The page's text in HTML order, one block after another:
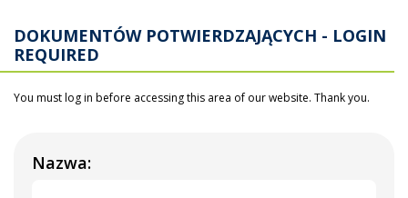
DOKUMENTÓW POTWIERDZAJĄCYCH - LOGIN
REQUIRED
You must log in before accessing this area of our website. Thank you.
Nazwa: